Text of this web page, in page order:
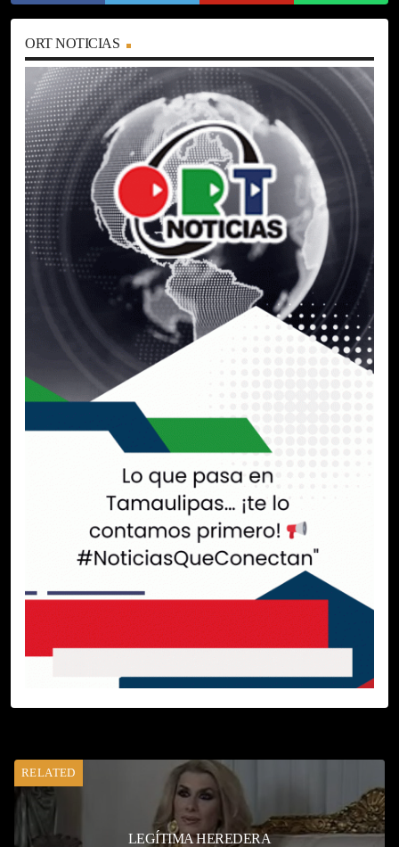
ORT NOTICIAS
RELATED
LEGÍTIMA HEREDERA